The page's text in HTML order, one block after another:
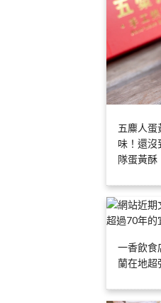
五麋人蛋
味！還沒
隊蛋黃酥
一香飲食
蘭在地超